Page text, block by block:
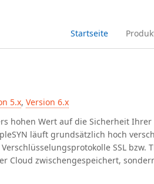
Startseite
5.x, Version 6.x
hohen Wert auf die Sicherheit
läuft grundsätzlich hoch
SSL bzw.
Cloud zwischengespeichert,